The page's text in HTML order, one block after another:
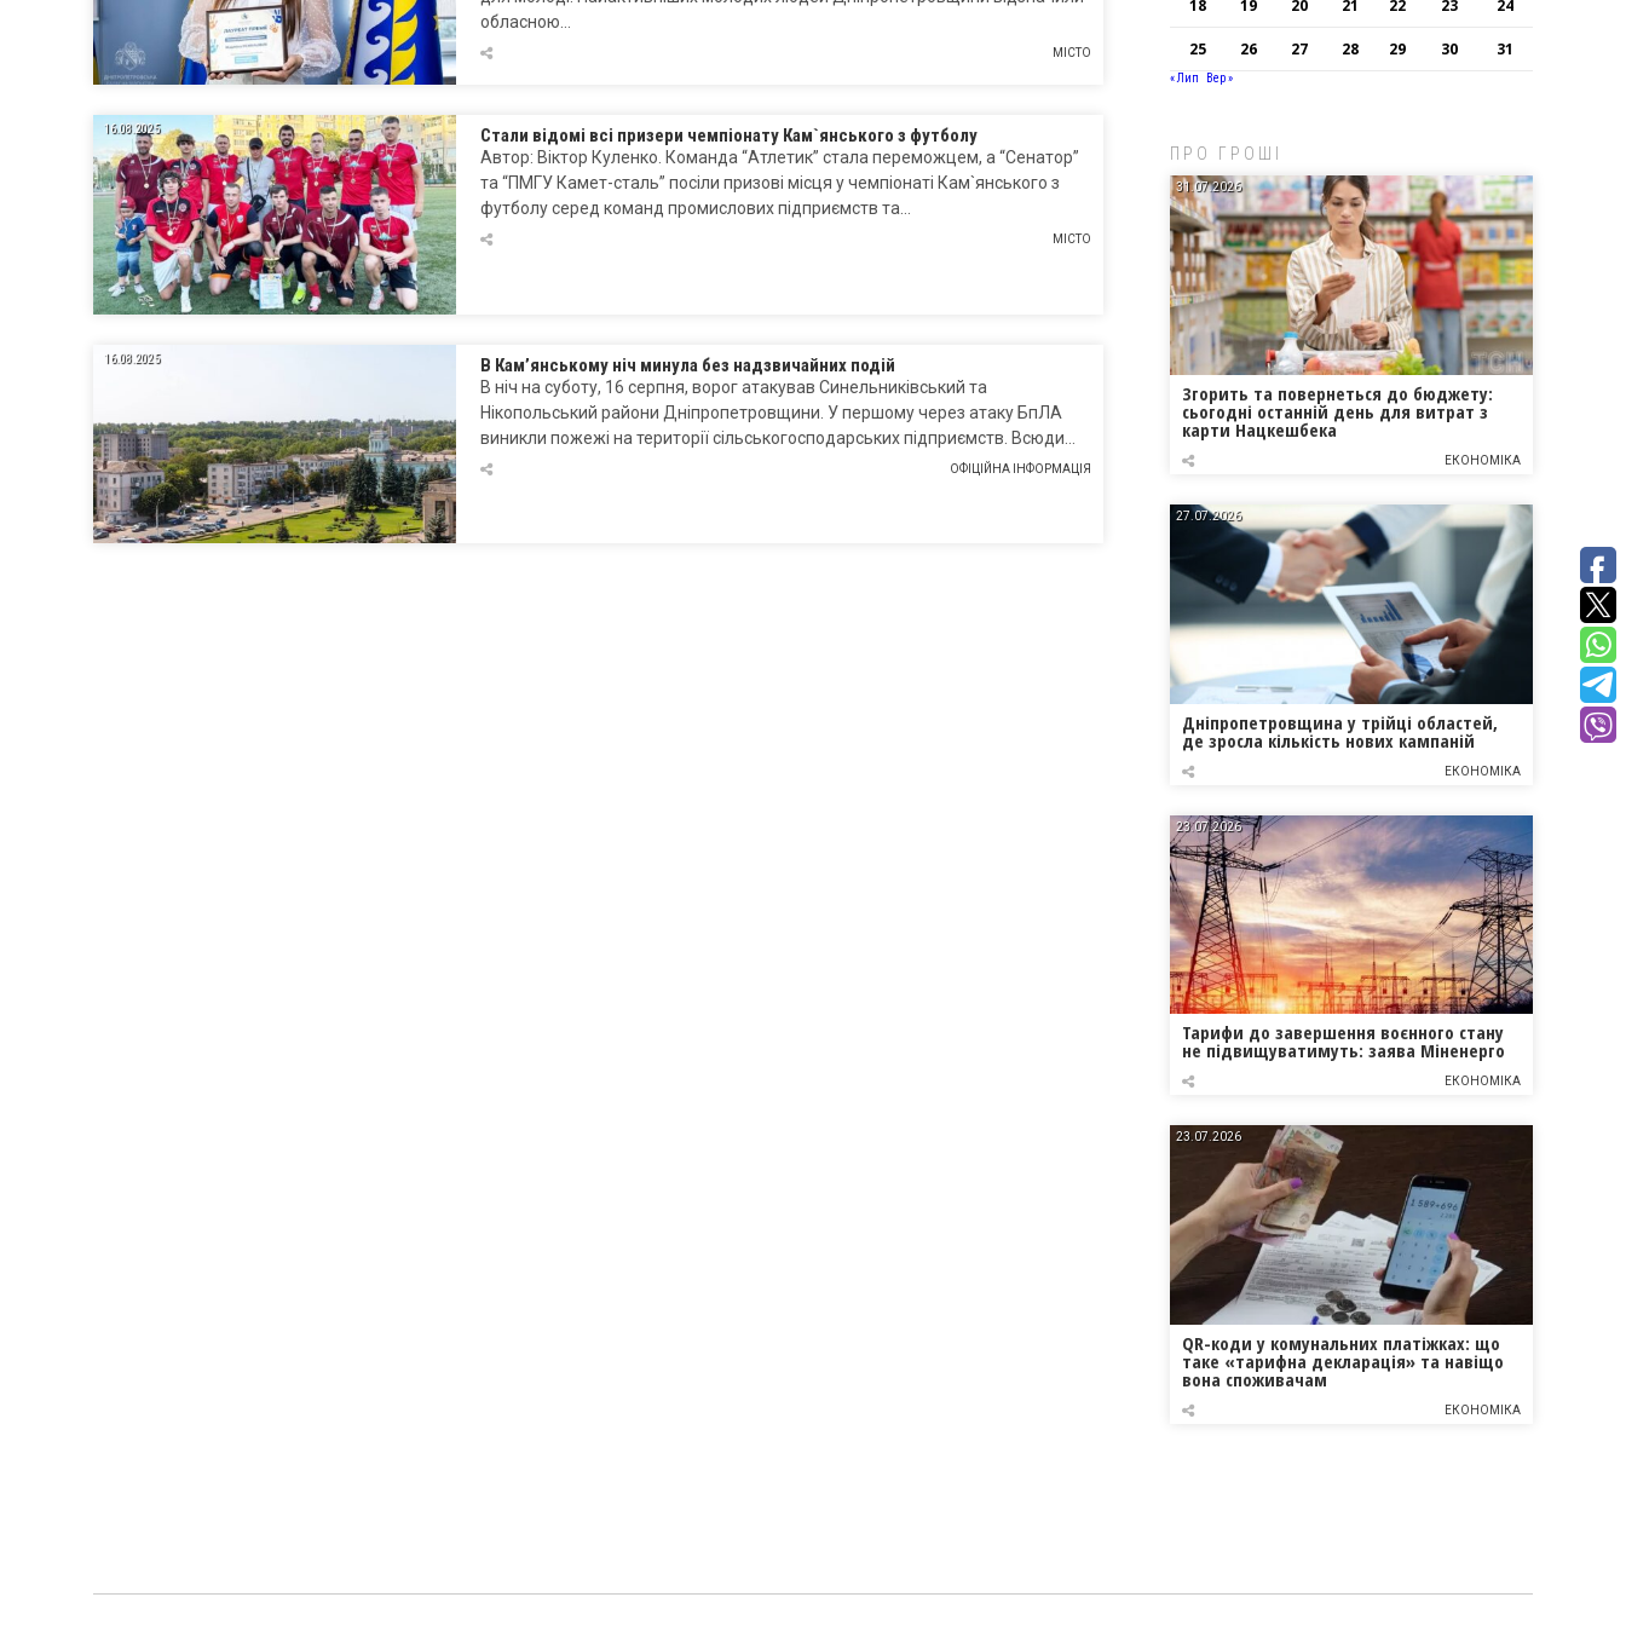
обласною…
МІСТО
16.08.2025 Стали відомі всі призери чемпіонату Кам`янського з футболу
Автор: Віктор Куленко. Команда “Атлетик” стала переможцем, а “Сенатор”
та “ПМГУ Камет-сталь” посіли призові місця у чемпіонаті Кам`янського з
футболу серед команд промислових підприємств та…
МІСТО
16.08.2025 В Кам’янському ніч минула без надзвичайних подій
В ніч на суботу, 16 серпня, ворог атакував Синельниківський та
Нікопольський райони Дніпропетровщини. У першому через атаку БпЛА
виникли пожежі на території сільськогосподарських підприємств. Всюди…
ОФІЦІЙНА ІНФОРМАЦІЯ
18 19 20 21 22 23 24
25 26 27 28 29 30 31
« Лип Вер »
ПРО ГРОШІ
31.07.2026
Згорить та повернеться до бюджету:
сьогодні останній день для витрат з
карти Нацкешбека
ЕКОНОМІКА
27.07.2026
Дніпропетровщина у трійці областей,
де зросла кількість нових кампаній
ЕКОНОМІКА
23.07.2026
Тарифи до завершення воєнного стану
не підвищуватимуть: заява Міненерго
ЕКОНОМІКА
23.07.2026
QR-коди у комунальних платіжках: що
таке «тарифна декларація» та навіщо
вона споживачам
ЕКОНОМІКА